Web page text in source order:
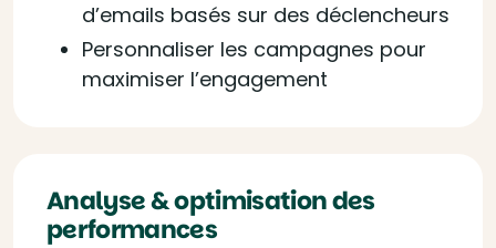
d’emails basés sur des déclencheurs
Personnaliser les campagnes pour
maximiser l’engagement
Analyse & optimisation des
performances